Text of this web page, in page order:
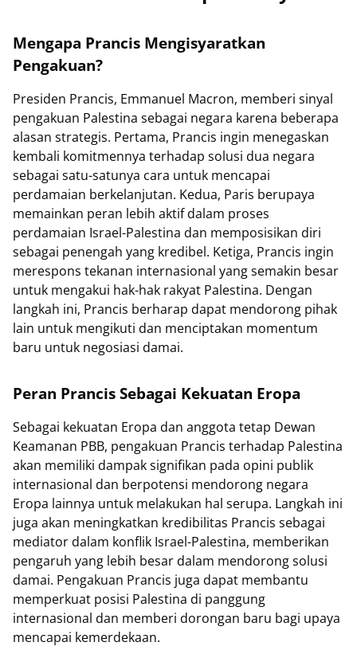
Mengapa Prancis Mengisyaratkan
Pengakuan?
Presiden Prancis, Emmanuel Macron, memberi sinyal
pengakuan Palestina sebagai negara karena beberapa
alasan strategis. Pertama, Prancis ingin menegaskan
kembali komitmennya terhadap solusi dua negara
sebagai satu-satunya cara untuk mencapai
perdamaian berkelanjutan. Kedua, Paris berupaya
memainkan peran lebih aktif dalam proses
perdamaian Israel-Palestina dan memposisikan diri
sebagai penengah yang kredibel. Ketiga, Prancis ingin
merespons tekanan internasional yang semakin besar
untuk mengakui hak-hak rakyat Palestina. Dengan
langkah ini, Prancis berharap dapat mendorong pihak
lain untuk mengikuti dan menciptakan momentum
baru untuk negosiasi damai.
Peran Prancis Sebagai Kekuatan Eropa
Sebagai kekuatan Eropa dan anggota tetap Dewan
Keamanan PBB, pengakuan Prancis terhadap Palestina
akan memiliki dampak signifikan pada opini publik
internasional dan berpotensi mendorong negara
Eropa lainnya untuk melakukan hal serupa. Langkah ini
juga akan meningkatkan kredibilitas Prancis sebagai
mediator dalam konflik Israel-Palestina, memberikan
pengaruh yang lebih besar dalam mendorong solusi
damai. Pengakuan Prancis juga dapat membantu
memperkuat posisi Palestina di panggung
internasional dan memberi dorongan baru bagi upaya
mencapai kemerdekaan.